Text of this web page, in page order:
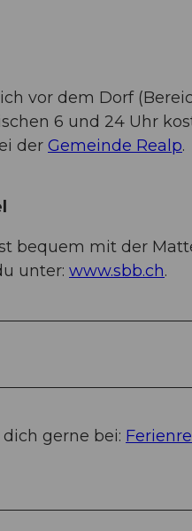
vor dem Dorf
6 und 24 Uhr
der Gemeinde Realp.
bequem mit der
unter: www.sbb.ch.
gerne bei: